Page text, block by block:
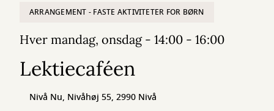
ARRANGEMENT - FASTE AKTIVITETER FOR BØRN
Hver mandag, onsdag - 14:00 - 16:00
Lektiecaféen
Nivå Nu, Nivåhøj 55, 2990 Nivå